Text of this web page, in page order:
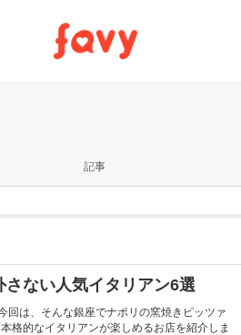
記事
ない人気イタリアン6選
回は、そんな銀座でナポリの窯焼きピッツァ
格的なイタリアンが楽しめるお店を紹介しま